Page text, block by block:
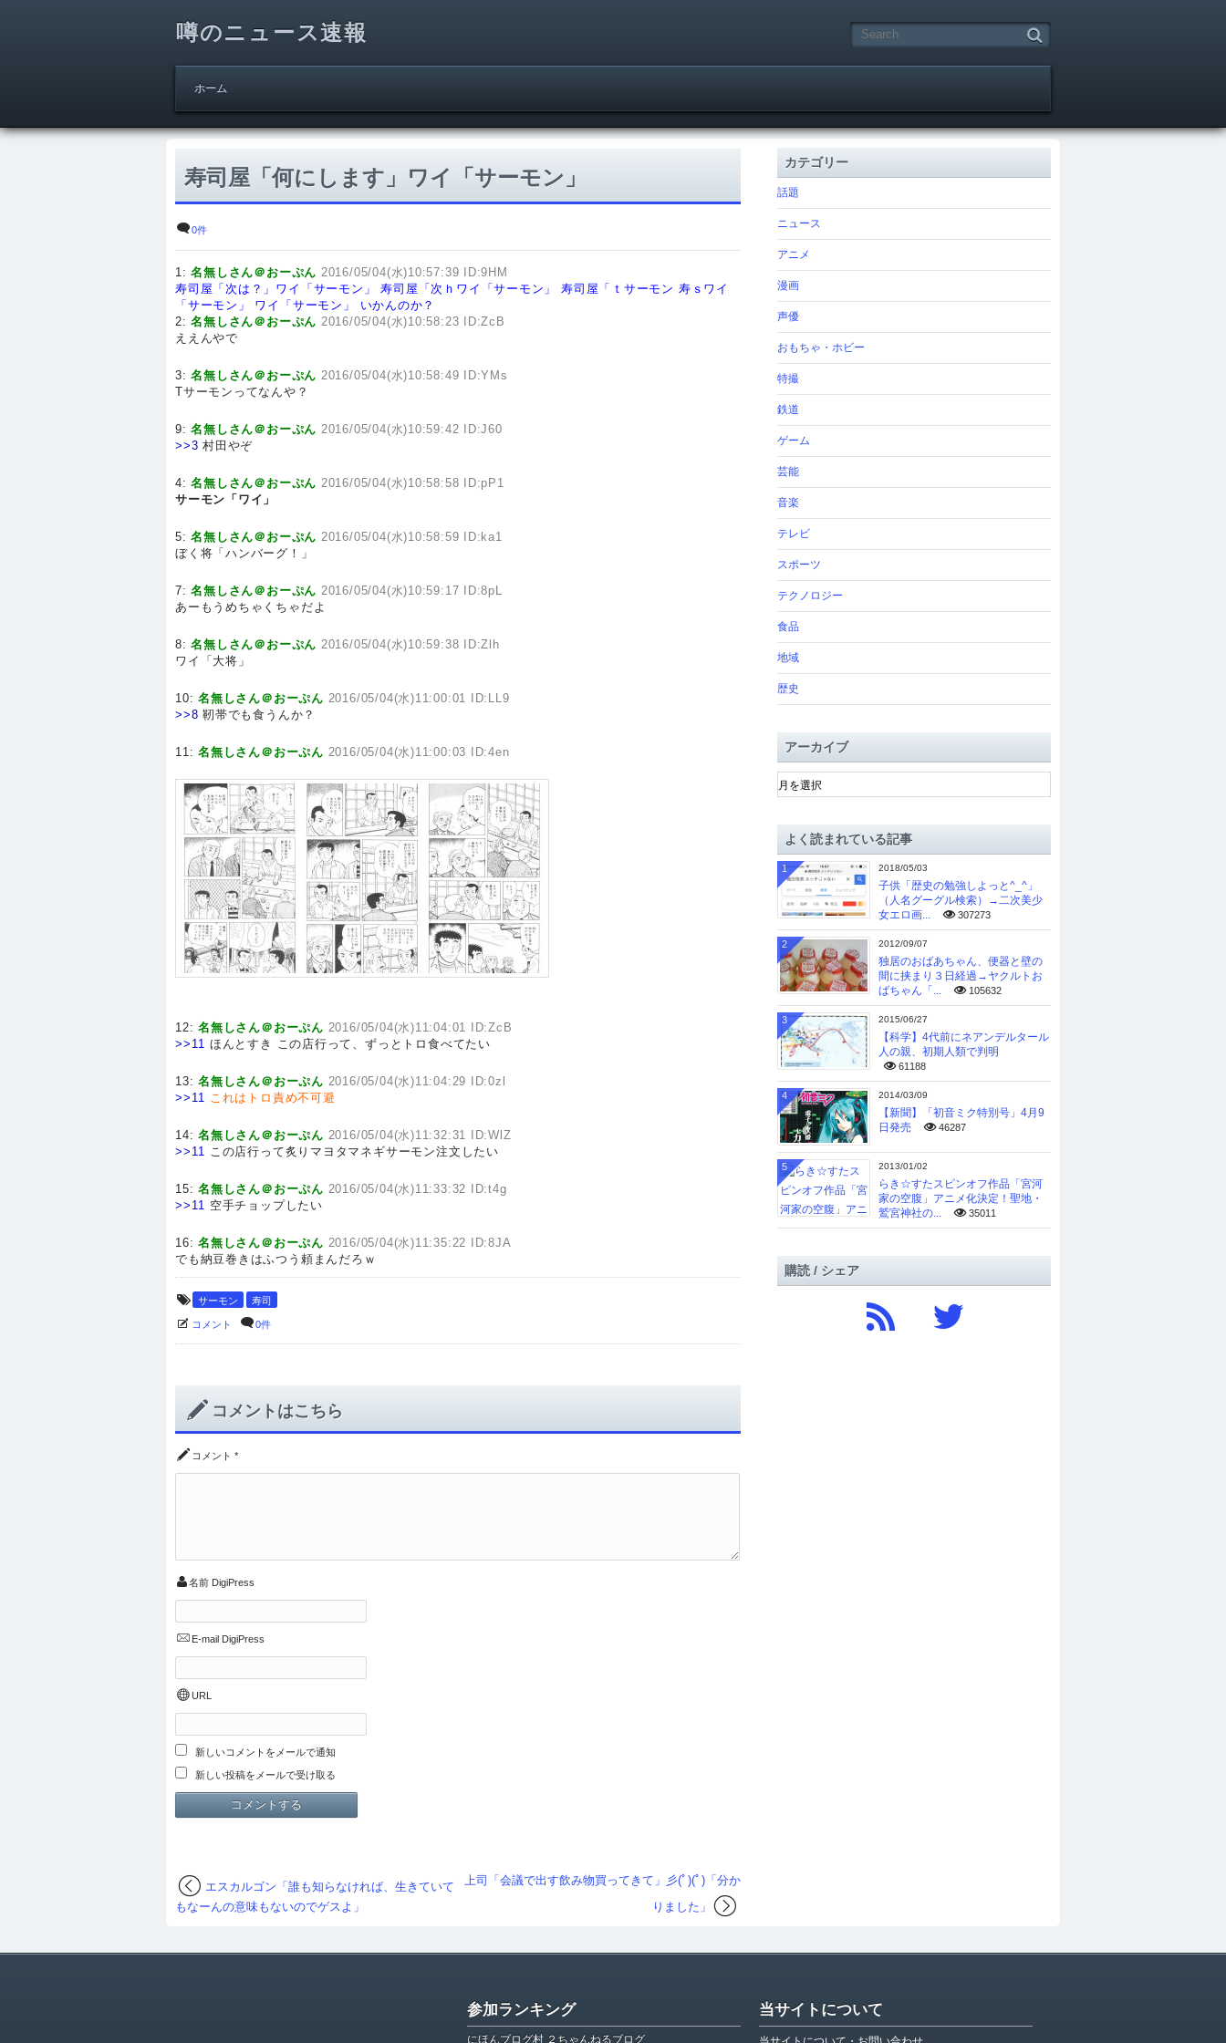
噂のニュース速報
ホーム
寿司屋「何にします」ワイ「サーモン」
0件
1:名無しさん＠おーぷん 2016/05/04(水)10:57:39 ID:9HM
寿司屋「次は？」ワイ「サーモン」
寿司屋「次ｈワイ「サーモン」 寿司屋「ｔサーモン 寿ｓワイ
「サーモン」
ワイ「サーモン」
いかんのか？
2:名無しさん＠おーぷん 2016/05/04(水)10:58:23 ID:ZcB
ええんやで
3:名無しさん＠おーぷん 2016/05/04(水)10:58:49 ID:YMs
Tサーモンってなんや？
9:名無しさん＠おーぷん 2016/05/04(水)10:59:42 ID:J60
>>3 村田やぞ
4:名無しさん＠おーぷん 2016/05/04(水)10:58:58 ID:pP1
サーモン「ワイ」
5:名無しさん＠おーぷん 2016/05/04(水)10:58:59 ID:ka1
ぼく将「ハンバーグ！」
7:名無しさん＠おーぷん 2016/05/04(水)10:59:17 ID:8pL
あーもうめちゃくちゃだよ
8:名無しさん＠おーぷん 2016/05/04(水)10:59:38 ID:Zlh
ワイ「大将」
10:名無しさん＠おーぷん 2016/05/04(水)11:00:01 ID:LL9
>>8 靭帯でも食うんか？
11:名無しさん＠おーぷん 2016/05/04(水)11:00:03 ID:4en
12:名無しさん＠おーぷん 2016/05/04(水)11:04:01 ID:ZcB
>>11 ほんとすき この店行って、ずっとトロ食べてたい
13:名無しさん＠おーぷん 2016/05/04(水)11:04:29 ID:0zl
>>11 これはトロ責め不可避
14:名無しさん＠おーぷん 2016/05/04(水)11:32:31 ID:WlZ
>>11 この店行って炙りマヨタマネギサーモン注文したい
15:名無しさん＠おーぷん 2016/05/04(水)11:33:32 ID:t4g
>>11 空手チョップしたい
16:名無しさん＠おーぷん 2016/05/04(水)11:35:22 ID:8JA
でも納豆巻きはふつう頼まんだろｗ
サーモン 寿司
コメント 0件
コメントはこちら
コメント *
名前 DigiPress
E-mail DigiPress
URL
新しいコメントをメールで通知
新しい投稿をメールで受け取る
上司「会議で出す飲み物買ってきて」彡(ﾟ)(ﾟ)「分か
りました」
エスカルゴン「誰も知らなければ、生きていて
もなーんの意味もないのでゲスよ」
カテゴリー
話題
ニュース
アニメ
漫画
声優
おもちゃ・ホビー
特撮
鉄道
ゲーム
芸能
音楽
テレビ
スポーツ
テクノロジー
食品
地域
歴史
アーカイブ
ア
ー
ブよく読まれている記事
2018/05/03
子供「歴史の勉強しよっと^_^」
（人名グーグル検索）→二次美少
女エロ画...
307273
1
2012/09/07
独居のおばあちゃん、便器と壁の
間に挟まり３日経過→ヤクルトお
ばちゃん「...
105632
2
2015/06/27
【科学】4代前にネアンデルタール
人の親、初期人類で判明
61188
3
2014/03/09
【新聞】「初音ミク特別号」4月9
日発売
46287
4
2013/01/02
らき☆すたスピンオフ作品「宮河
家の空腹」アニメ化決定！聖地・
鷲宮神社の...
35011
5
購読 / シェア
参加ランキング
にほんブログ村 ２ちゃんねるブログ
当サイトについて